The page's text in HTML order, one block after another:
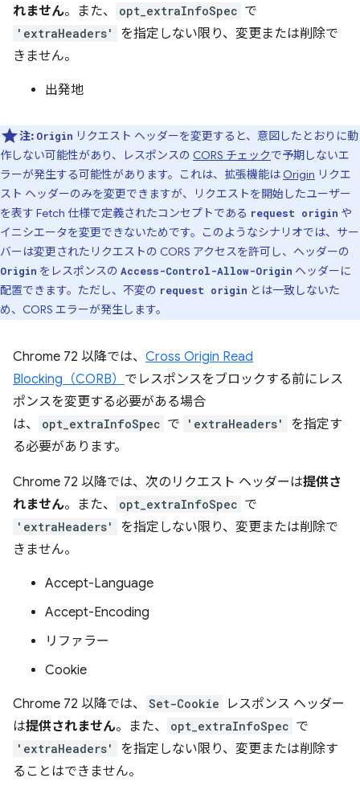
れません。また、 opt_extraInfoSpec で
'extraHeaders'
を指定しない限り、変更または削除で
きません。
出発地
注: Origin リクエスト ヘッダーを変更すると、意図したとおりに動
作しない可能性があり、レスポンスの CORS チェックで予期しないエ
ラーが発生する可能性があります。これは、拡張機能は Origin リクエ
スト ヘッダーのみを変更できますが、リクエストを開始したユーザー
を表す Fetch 仕様で定義されたコンセプトである request origin や
イニシエータを変更できないためです。このようなシナリオでは、サー
バーは変更されたリクエストの CORS アクセスを許可し、ヘッダーの
Origin をレスポンスの Access-Control-Allow-Origin ヘッダーに
配置できます。ただし、不変の request origin とは一致しないた
め、CORS エラーが発生します。
Chrome 72 以降では、 Cross Origin Read
Blocking（CORB） でレスポンスをブロックする前にレス
ポンスを変更する必要がある場合
は、
opt_extraInfoSpec で 'extraHeaders'
を指定す
る必要があります。
Chrome 72 以降では、次のリクエスト ヘッダーは提供さ
れません。また、 opt_extraInfoSpec で
'extraHeaders'
を指定しない限り、変更または削除で
きません。
Accept-Language
Accept-Encoding
リファラー
Cookie
Chrome 72 以降では、 Set-Cookie
レスポンス ヘッダー
は提供されません。また、 opt_extraInfoSpec で
'extraHeaders'
を指定しない限り、変更または削除す
ることはできません。